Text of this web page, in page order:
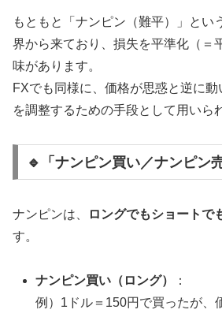
もともと「ナンピン（難平）」とい
界から来ており、損失を平準化（＝
味があります。
FXでも同様に、価格が思惑と逆に
を調整するための手段として用いら
🔹「ナンピン買い／ナンピン
ナンピンは、 ロングでもショートで
す。
ナンピン買い（ロング）
：
例）1ドル＝150円で買ったが、